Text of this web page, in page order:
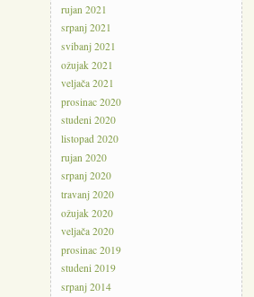
rujan 2021
srpanj 2021
svibanj 2021
ožujak 2021
veljača 2021
prosinac 2020
studeni 2020
listopad 2020
rujan 2020
srpanj 2020
travanj 2020
ožujak 2020
veljača 2020
prosinac 2019
studeni 2019
srpanj 2014